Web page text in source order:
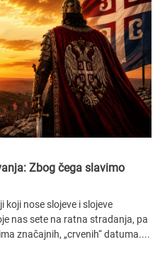
Zbog čega slavimo
nose slojeve i slojeve
nas sete na ratna stradanja, pa
značajnih, „crvenih“ datuma....